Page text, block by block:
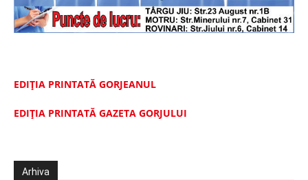
EDIȚIA PRINTATĂ GORJEANUL
EDIŢIA PRINTATĂ GAZETA GORJULUI
Arhiva